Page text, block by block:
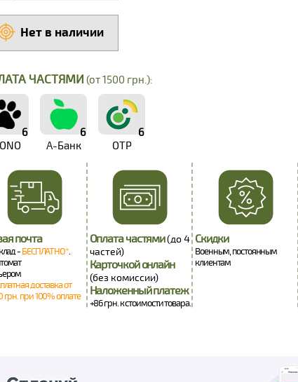
Нет в наличии
ЧАСТЯМИ (от 1500 грн.):
6
6
А-Банк
6
OTP
почта
-БЕСПЛАТНО*.
доставка от
грн. при 100% оплате
Оплата частями(до 4
частей)
Карточкой онлайн
(без комиссии)
Наложенный платеж
+86 грн. к стоимости товара.
Скидки
Военным, постоянным
клиентам